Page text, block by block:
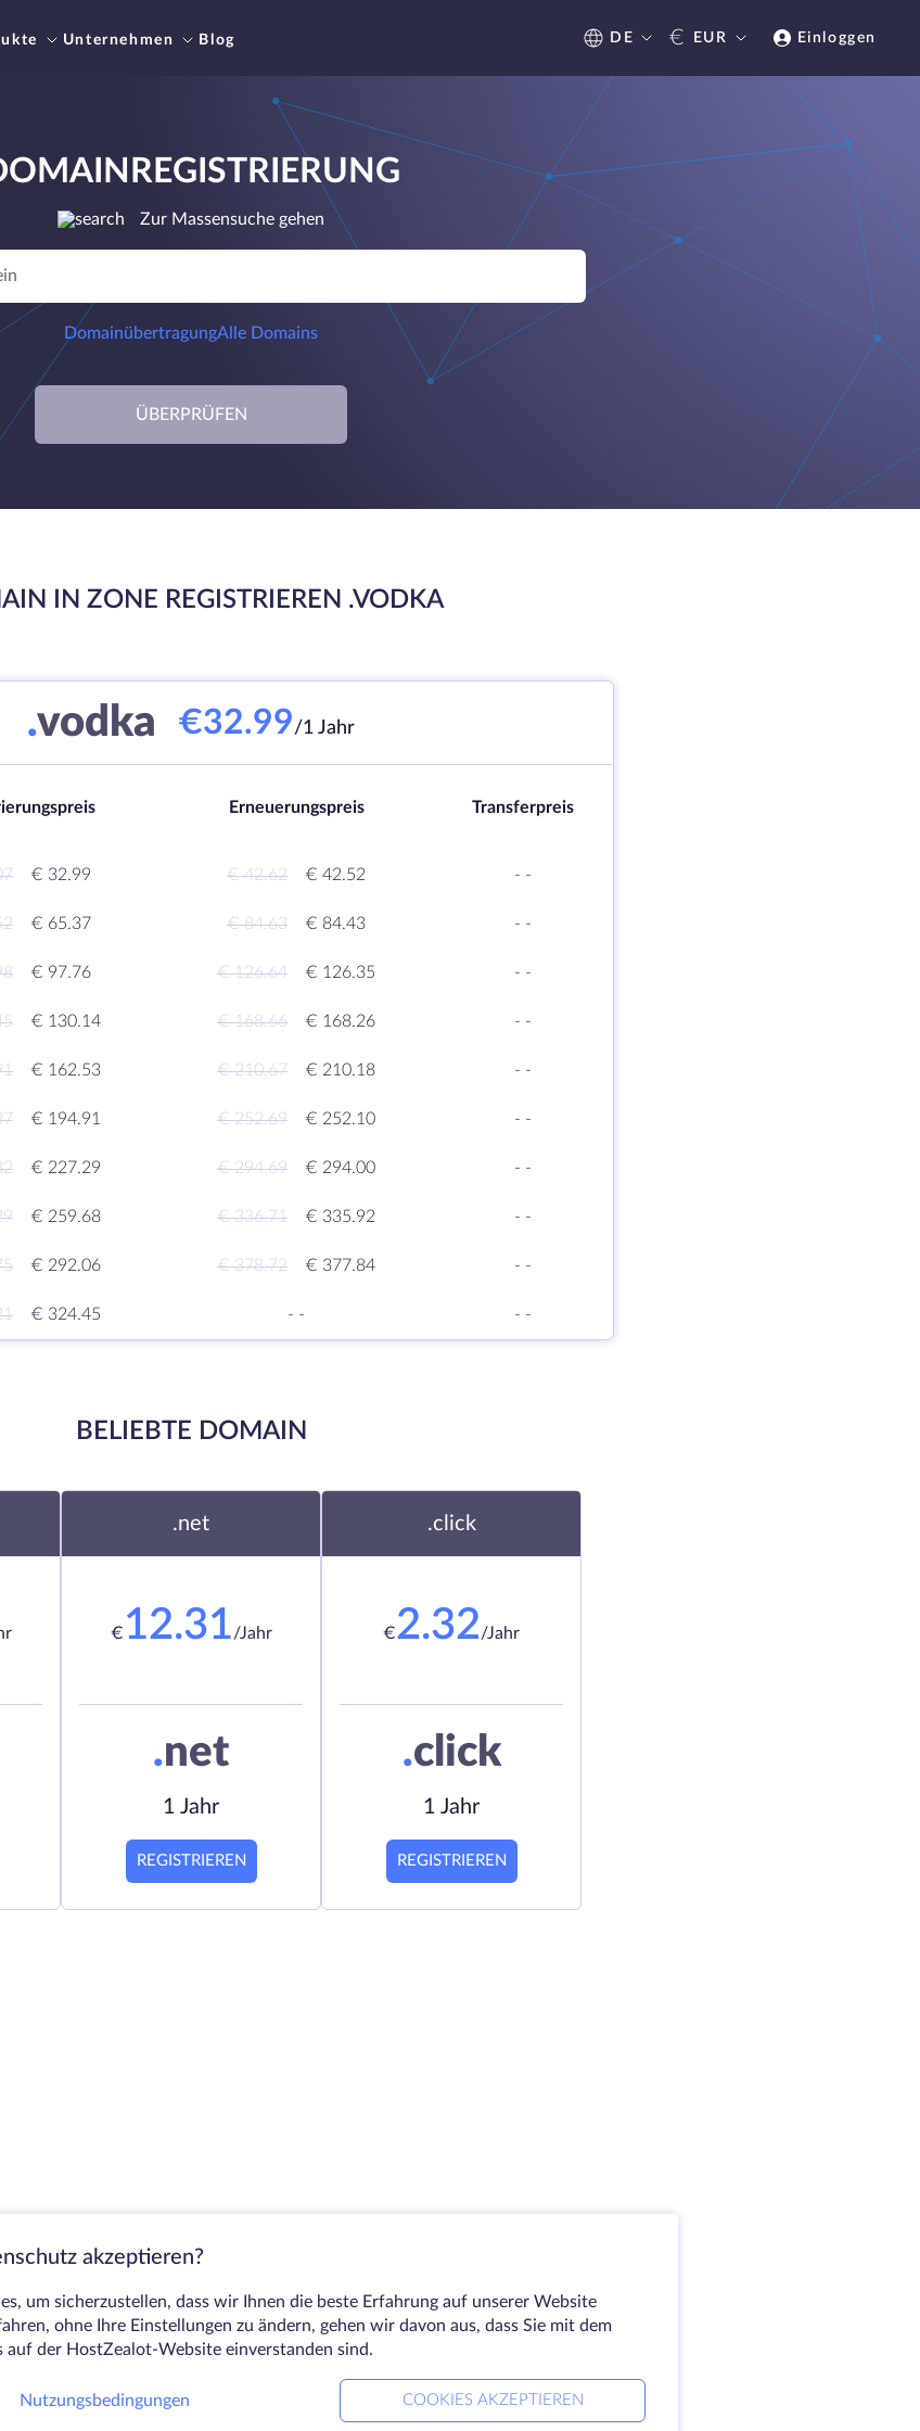
Unternehmen Blog DE € EUR Einloggen
Zur Massensuche gehen
DomainübertragungAlle Domains
ÜBERPRÜFEN
IN ZONE REGISTRIEREN .VODKA
.vodka €32.99/1 Jahr
Erneuerungspreis Transferpreis
€ 32.99 € 42.62 € 42.52 - -
€ 65.37 € 84.63 € 84.43 - -
€ 97.76 € 126.64 € 126.35 - -
€ 130.14 € 168.66 € 168.26 - -
€ 162.53 € 210.67 € 210.18 - -
€ 194.91 € 252.69 € 252.10 - -
€ 227.29 € 294.69 € 294.00 - -
€ 259.68 € 336.71 € 335.92 - -
€ 292.06 € 378.72 € 377.84 - -
€ 324.45 - - - -
BELIEBTE DOMAIN
.net
€ 12.31/Jahr
.net
1 Jahr
REGISTRIEREN
.click
€2.32/Jahr
.click
1 Jahr
REGISTRIEREN
akzeptieren?
um sicherzustellen, dass wir Ihnen die beste Erfahrung auf unserer Website
ohne Ihre Einstellungen zu ändern, gehen wir davon aus, dass Sie mit dem
auf der HostZealot-Website einverstanden sind.
Nutzungsbedingungen COOKIES AKZEPTIEREN